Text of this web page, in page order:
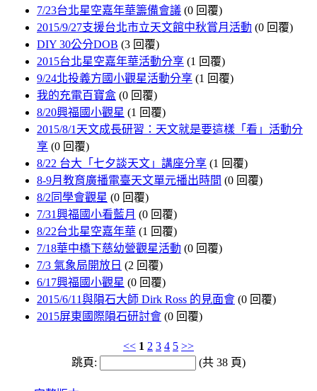
7/23台北星空嘉年華籌備會議 (0 回覆)
2015/9/27支援台北市立天文館中秋賞月活動 (0 回覆)
DIY 30公分DOB (3 回覆)
2015台北星空嘉年華活動分享 (1 回覆)
9/24北投義方國小觀星活動分享 (1 回覆)
我的充電百寶盒 (0 回覆)
8/20興福國小觀星 (1 回覆)
2015/8/1天文成長研習：天文就是要這樣「看」活動分
享 (0 回覆)
8/22 台大「七夕談天文」講座分享 (1 回覆)
8-9月教育廣播電臺天文單元播出時間 (0 回覆)
8/2同學會觀星 (0 回覆)
7/31興福國小看藍月 (0 回覆)
8/22台北星空嘉年華 (1 回覆)
7/18華中橋下慈幼營觀星活動 (0 回覆)
7/3 氣象局開放日 (2 回覆)
6/17興福國小觀星 (0 回覆)
2015/6/11與隕石大師 Dirk Ross 的見面會 (0 回覆)
2015屏東國際隕石研討會 (0 回覆)
<< 1 2 3 4 5 >>
跳頁:
(共 38 頁)